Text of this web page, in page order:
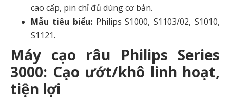
cao cấp, pin chỉ đủ dùng cơ bản.
Mẫu tiêu biểu:Philips S1000, S1103/02, S1010,
S1121.
Máy cạo râu Philips Series
3000: Cạo ướt/khô linh hoạt,
tiện lợi